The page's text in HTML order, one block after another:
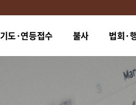
기도·연등접수 불사 법회·